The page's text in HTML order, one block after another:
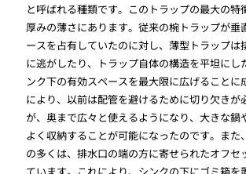
と呼ばれる種類です。このトラップの最大の特
厚みの薄さにあります。従来の椀トラップが垂
ースを占有していたのに対し、薄型トラップは
に逃がしたり、トラップ自体の構造を平坦にし
ンク下の有効スペースを最大限に広げることに
により、以前は配管を避けるために切り欠きが
が、奥まで広々と使えるようになり、大きな鍋
よく収納することが可能になったのです。また
の多くは、排水口の端の方に寄せられたオフセ